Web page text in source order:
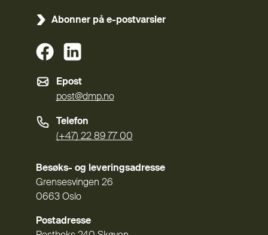
Abonner på e-postvarsler
(Ekstern lenke)
Epost
post@dmp.no
Telefon
(+47) 22 89 77 00
Besøks- og leveringsadresse
Grensesvingen 26
0663 Oslo
Postadresse